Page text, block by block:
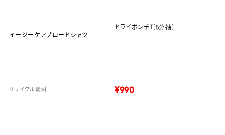
イージーケアブロードシャツ
リサイクル素材
ドライポンチT(5分袖)
¥990